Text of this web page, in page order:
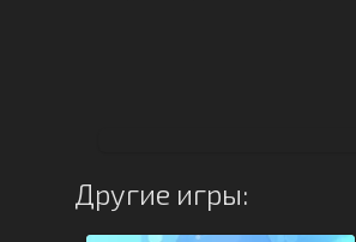
Другие игры: